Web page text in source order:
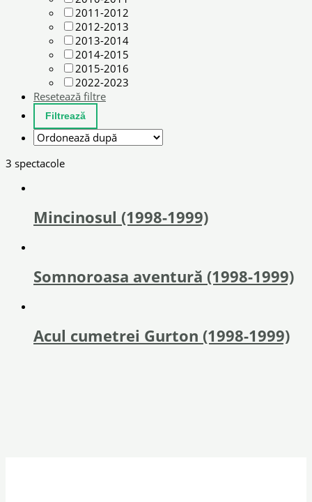
2011-2012
2012-2013
2013-2014
2014-2015
2015-2016
2022-2023
Resetează filtre
3 spectacole
Mincinosul (1998-1999)
Somnoroasa aventură (1998-1999)
Acul cumetrei Gurton (1998-1999)